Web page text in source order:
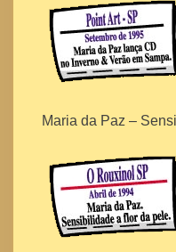
Maria da Paz –